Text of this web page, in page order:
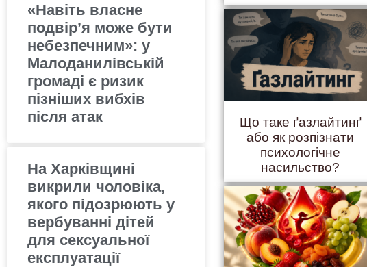
«Навіть власне
подвір’я може бути
небезпечним»: у
Малоданилівській
громаді є ризик
пізніших вибхів
після атак
На Харківщині
викрили чоловіка,
якого підозрюють у
вербуванні дітей
для сексуальної
експлуатації
Що таке ґазлайтинґ
або як розпізнати
психологічне
насильство?